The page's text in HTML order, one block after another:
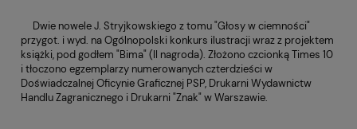
Dwie nowele J. Stryjkowskiego z tomu "Głosy w ciemności"
przygot. i wyd. na Ogólnopolski konkurs ilustracji wraz z projektem
książki, pod godłem "Bima" (II nagroda). Złożono czcionką Times 10
i tłoczono egzemplarzy numerowanych czterdzieści w
Doświadczalnej Oficynie Graficznej PSP, Drukarni Wydawnictw
Handlu Zagranicznego i Drukarni "Znak" w Warszawie.